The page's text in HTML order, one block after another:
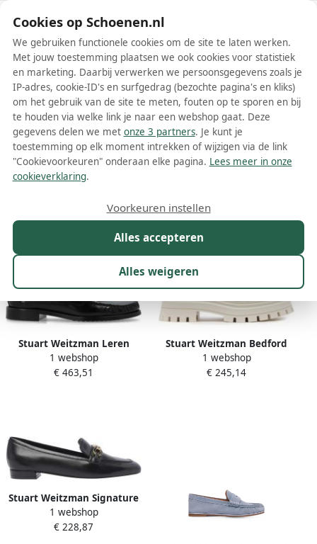
Schoenen.nl
Wis filters Alle filters
Stuart Weitzman dames loafers
Meer lezen
Stuart Weitzman Leren
laarzen Lottie Black Dames
1 webshop
€ 463,51
Stuart Weitzman Bedford
Loafers Beige Dames
1 webshop
€ 245,14
Stuart Weitzman Signature
Square Leather Loafers in
zwart
1 webshop
€ 228,87
Cookies op Schoenen.nl
We gebruiken functionele cookies om de site te laten werken.
Met jouw toestemming plaatsen we ook cookies voor statistiek
en marketing. Daarbij verwerken we persoonsgegevens zoals je
IP-adres, cookie-ID's en surfgedrag (bezochte pagina's en kliks)
om het gebruik van de site te meten, fouten op te sporen en bij
te houden via welke link je naar een webshop gaat. Deze
gegevens delen we met onze 3 partners. Je kunt je
toestemming op elk moment intrekken of wijzigen via de link
"Cookievoorkeuren" onderaan elke pagina. Lees meer in onze
cookieverklaring.
Alles accepteren
Alles weigeren
Voorkeuren instellen